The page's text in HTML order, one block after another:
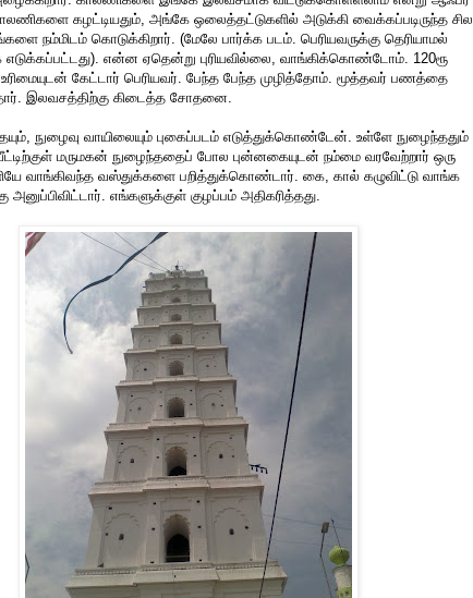
கழட்டியதும், அங்கே ஒலைத்தட்டுகளில் அடுக்கி வைக்கப்படிருந்த சில
நம்மிடம் கொடுக்கிறார். (மேலே பார்க்க படம். பெரியவருக்கு தெரியாமல்
எடுக்கப்பட்டது). என்ன ஏதென்று புரியவில்லை, வாங்கிக்கொண்டோம். 120ரூ
கேட்டார் பெரியவர். பேந்த பேந்த முழித்தோம். மூத்தவர் பணத்தை
இலவசத்திற்கு கிடைத்த சோதனை.
நுழைவு வாயிலையும் புகைப்படம் எடுத்துக்கொண்டேன். உள்ளே நுழைந்ததும்
மருமகன் நுழைந்ததைப் போல புன்னகையுடன் நம்மை வரவேற்றார் ஒரு
வாங்கிவந்த வஸ்துக்களை பறித்துக்கொண்டார். கை, கால் கழுவிட்டு வாங்க
அனுப்பிவிட்டார். எங்களுக்குள் குழப்பம் அதிகரித்தது.